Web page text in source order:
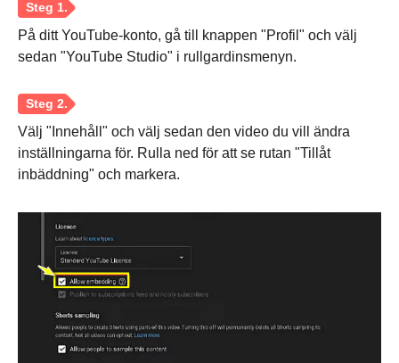
På ditt YouTube-konto, gå till knappen "Profil" och välj
sedan "YouTube Studio" i rullgardinsmenyn.
Välj "Innehåll" och välj sedan den video du vill ändra
inställningarna för. Rulla ned för att se rutan "Tillåt
inbäddning" och markera.